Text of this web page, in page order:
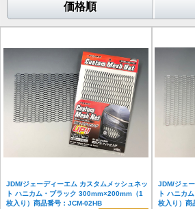
価格順
JDM/ジェーディーエム カスタムメッシュネッ
ト ハニカム・ブラック 300mm×200mm（1
枚入り）商品番号：JCM-02HB
JDM/ジェ
ト ハニカ
枚入り）商